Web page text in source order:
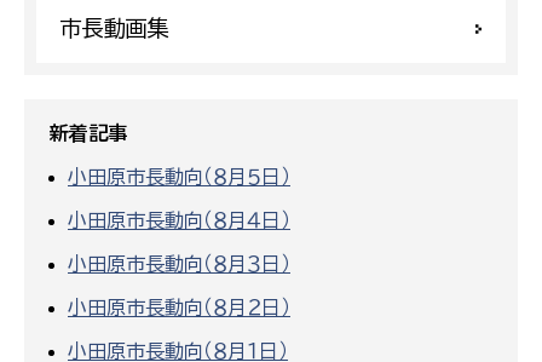
市長動画集
新着記事
小田原市長動向（８月５日）
小田原市長動向（８月４日）
小田原市長動向（８月３日）
小田原市長動向（８月２日）
小田原市長動向（８月１日）